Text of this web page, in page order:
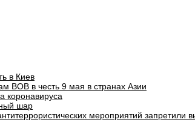
в Киев
ВОВ в честь 9 мая в странах Азии
коронавируса
шар
мероприятий запретили